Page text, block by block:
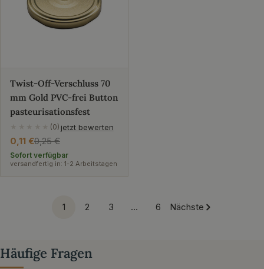
Twist-Off-Verschluss 70
mm Gold PVC-frei Button
pasteurisationsfest
(0) jetzt bewerten
Verkaufspreis
0,11 €
Regulärer
Preis
0,25 €
Sofort verfügbar
versandfertig in: 1-2 Arbeitstagen
1 2 3 … 6 Nächste
Häufige Fragen